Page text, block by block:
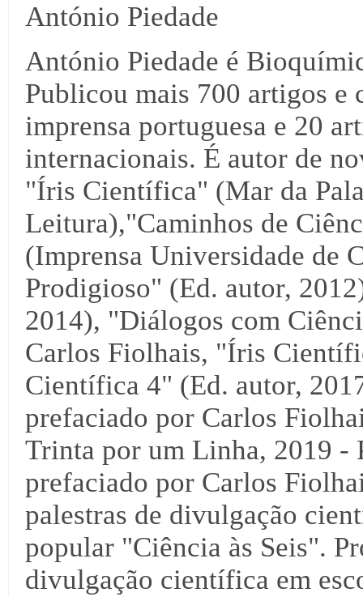
António Piedade
António Piedade é
Publicou mais 700 artigos
imprensa portuguesa e 20
internacionais. É autor de
"Íris Científica" (Mar da
Leitura),"Caminhos de
(Imprensa Universidade de
Prodigioso" (Ed. autor,
2014), "Diálogos com
Carlos Fiolhais, "Íris
Científica 4" (Ed. autor,
prefaciado por Carlos
Trinta por um Linha, 2019 -
prefaciado por Carlos
palestras de divulgação
popular "Ciência às Seis".
divulgação científica em